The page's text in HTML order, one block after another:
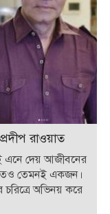
রাওয়াত
এনে দেয় আজীবনের
তেমনই একজন।
অভিনয় করে